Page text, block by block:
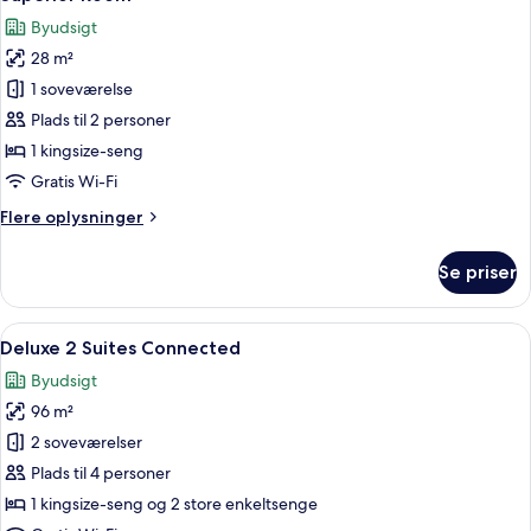
alle
billeder
af
Superior
Room
Byudsigt
28 m²
1 soveværelse
Plads til 2 personer
1 kingsize-seng
Gratis Wi-Fi
Flere oplysninger
Flere
Room
Se priser
Indlæs
alle
billeder
af
Deluxe
2
Suites
Connected
Et hotelværelse med en stor seng,
9
Deluxe 2 Suites Connected
Byudsigt
96 m²
2 soveværelser
Plads til 4 personer
1 kingsize-seng og 2 store enkeltsenge